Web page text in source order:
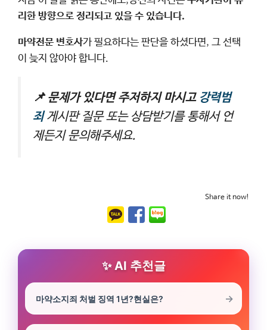
리한 방향으로 정리되고 있을 수 있습니다.
마약전문 변호사가 필요하다는 판단을 하셨다면, 그 선택
이 늦지 않아야 합니다.
📌 문제가 있다면 주저하지 마시고 강력범
죄게시판 질문 또는 상담받기를 통해서 언
제든지 문의해주세요.
Share it now!
AI 추천글
마약소지죄 처벌 징역 1년?현실은?